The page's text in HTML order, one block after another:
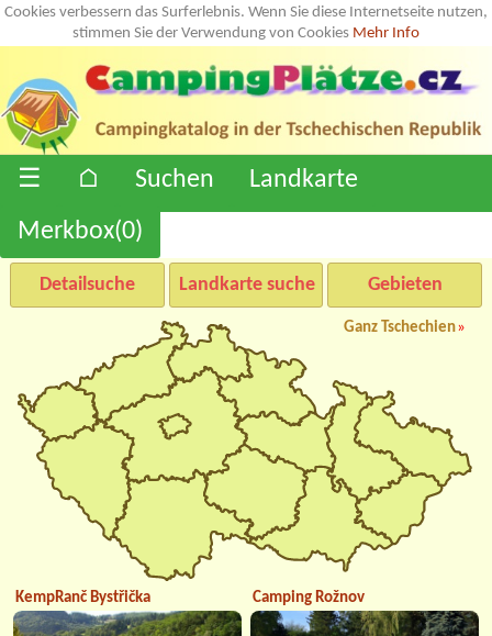
Cookies verbessern das Surferlebnis. Wenn Sie diese Internetseite nutzen,
stimmen Sie der Verwendung von Cookies Mehr Info
☰ ⌂ Suchen
Landkarte
Merkbox(0)
Detailsuche Landkarte suche Gebieten
Ganz Tschechien»
KempRanč Bystřička Camping Rožnov